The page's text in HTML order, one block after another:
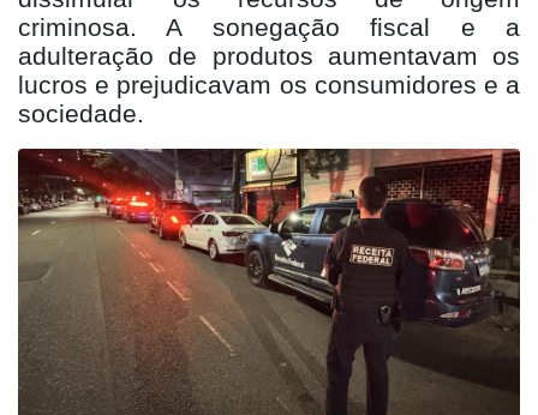
criminosa. A sonegação fiscal e a
adulteração de produtos aumentavam os
lucros e prejudicavam os consumidores e a
sociedade.